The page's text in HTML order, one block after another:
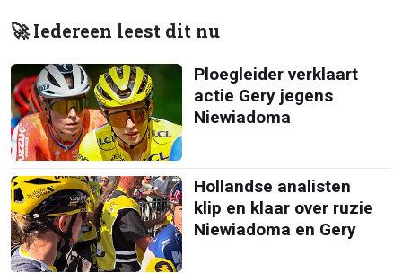
🚀 Iedereen leest dit nu
Ploegleider verklaart
actie Gery jegens
Niewiadoma
Hollandse analisten
klip en klaar over ruzie
Niewiadoma en Gery